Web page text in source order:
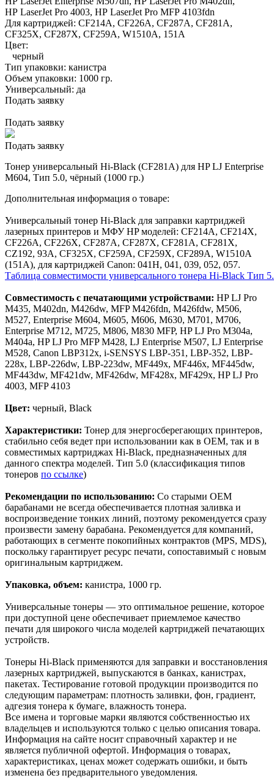
HP LaserJet Pro 4003, HP LaserJet Pro MFP 4103fdn
Для картриджей: CF214A, CF226A, CF287A, CF281А,
CF325X, CF287X, CF259A, W1510А, 151A
Цвет:
черный
Тип упаковки: канистра
Объем упаковки: 1000 гр.
Универсальный: да
Подать заявку
Подать заявку
Подать заявку
Тонер универсальный Hi-Black (CF281A) для HP LJ Enterprise
M604, Тип 5.0, чёрный (1000 гр.)
Дополнительная информация о товаре:
Универсальный тонер Hi-Black для заправки картриджей
лазерных принтеров и МФУ HP моделей: CF214A, CF214X,
CF226A, CF226X, CF287A, CF287X, CF281А, CF281X,
CZ192, 93A, CF325X, CF259A, CF259Х, CF289A, W1510А
(151A), для картриджей Canon: 041H, 041, 039, 052, 057.
Таблица совместимости универсального тонера Hi-Black Тип
Совместимость с печатающими устройствами: HP LJ Pro
M435, M402dn, M426dw, MFP M426fdn, M426fdw, М506,
М527, Enterprise M604, M605, M606, M630, М701, М706,
Enterprise M712, M725, M806, M830 MFP, HP LJ Pro M304a,
M404a, HP LJ Pro MFP M428, LJ Enterprise M507, LJ Enterprise
M528, Canon LBP312x, i-SENSYS LBP-351, LBP-352, LBP-
228x, LBP-226dw, LBP-223dw, MF449x, MF446x, MF445dw,
MF443dw, MF421dw, MF426dw, MF428x, MF429x, HP LJ Pro
4003, MFP 4103
Цвет: черный, Black
Характеристики: Тонер для энергосберегающих принтеров,
стабильно себя ведет при использовании как в ОЕМ, так и в
совместимых картриджах Hi-Black, предназначенных для
данного спектра моделей. Тип 5.0 (классификация типов
тонеров по ссылке)
Рекомендации по использованию: Со старыми ОЕМ
барабанами не всегда обеспечивается плотная заливка и
воспроизведение тонких линий, поэтому рекомендуется сразу
произвести замену барабана. Рекомендуется для компаний,
работающих в сегменте покопийных контрактов (MPS, MDS),
поскольку гарантирует ресурс печати, сопоставимый с новым
оригинальным картриджем.
Упаковка, объем: канистра, 1000 гр.
Универсальные тонеры — это оптимальное решение, которое
при доступной цене обеспечивает приемлемое качество
печати для широкого числа моделей картриджей печатающих
устройств.
Тонеры Hi-Black применяются для заправки и восстановления
лазерных картриджей, выпускаются в банках, канистрах,
пакетах. Тестирование готовой продукции производится по
следующим параметрам: плотность заливки, фон, градиент,
адгезия тонера к бумаге, влажность тонера.
Все имена и торговые марки являются собственностью их
владельцев и используются только с целью описания товара.
Информация на сайте носит справочный характер и не
является публичной офертой. Информация о товарах,
характеристиках, ценах может содержать ошибки, и быть
изменена без предварительного уведомления.